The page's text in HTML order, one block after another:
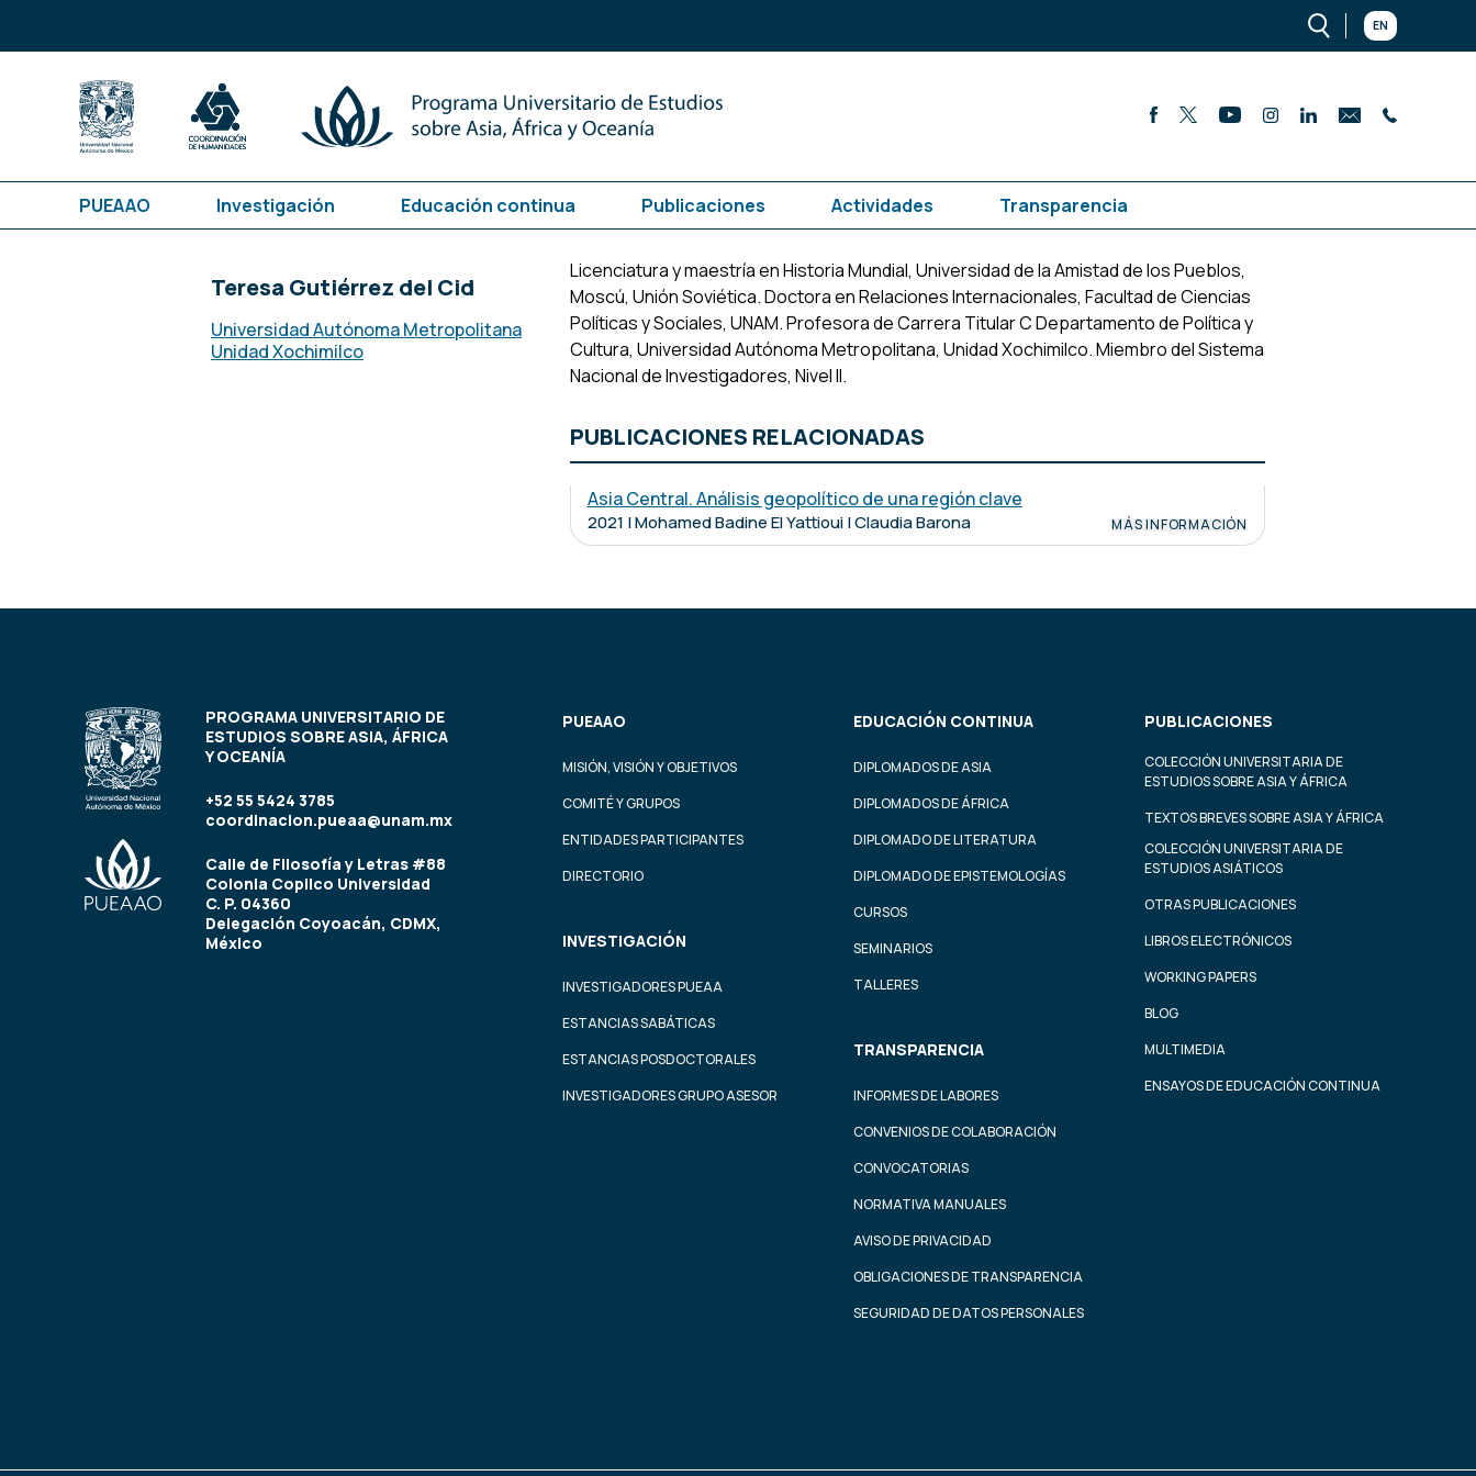
EN
PUEAAO Investigación Educación continua Publicaciones Actividades Transparencia
Teresa Gutiérrez del Cid
Universidad Autónoma Metropolitana
Unidad Xochimilco
Licenciatura y maestría en Historia Mundial, Universidad de la Amistad de los Pueblos,
Moscú, Unión Soviética. Doctora en Relaciones Internacionales, Facultad de Ciencias
Políticas y Sociales, UNAM. Profesora de Carrera Titular C Departamento de Política y
Cultura, Universidad Autónoma Metropolitana, Unidad Xochimilco. Miembro del Sistema
Nacional de Investigadores, Nivel II.
PUBLICACIONES RELACIONADAS
Asia Central. Análisis geopolítico de una región clave
2021 | Mohamed Badine El Yattioui | Claudia Barona MÁS INFORMACIÓN
PROGRAMA UNIVERSITARIO DE
ESTUDIOS SOBRE ASIA, ÁFRICA
Y OCEANÍA
+52 55 5424 3785
coordinacion.pueaa@unam.mx
Calle de Filosofía y Letras #88
Colonia Copilco Universidad
C. P. 04360
Delegación Coyoacán, CDMX,
México
PUEAAO
MISIÓN, VISIÓN Y OBJETIVOS
COMITÉ Y GRUPOS
ENTIDADES PARTICIPANTES
DIRECTORIO
INVESTIGACIÓN
INVESTIGADORES PUEAA
ESTANCIAS SABÁTICAS
ESTANCIAS POSDOCTORALES
INVESTIGADORES GRUPO ASESOR
EDUCACIÓN CONTINUA
DIPLOMADOS DE ASIA
DIPLOMADOS DE ÁFRICA
DIPLOMADO DE LITERATURA
DIPLOMADO DE EPISTEMOLOGÍAS
CURSOS
SEMINARIOS
TALLERES
TRANSPARENCIA
INFORMES DE LABORES
CONVENIOS DE COLABORACIÓN
CONVOCATORIAS
NORMATIVA MANUALES
AVISO DE PRIVACIDAD
OBLIGACIONES DE TRANSPARENCIA
SEGURIDAD DE DATOS PERSONALES
PUBLICACIONES
COLECCIÓN UNIVERSITARIA DE
ESTUDIOS SOBRE ASIA Y ÁFRICA
TEXTOS BREVES SOBRE ASIA Y ÁFRICA
COLECCIÓN UNIVERSITARIA DE
ESTUDIOS ASIÁTICOS
OTRAS PUBLICACIONES
LIBROS ELECTRÓNICOS
WORKING PAPERS
BLOG
MULTIMEDIA
ENSAYOS DE EDUCACIÓN CONTINUA